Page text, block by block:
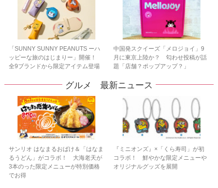
「SUNNY SUNNY PEANUTS ーハ
ッピーな旅のはじまりー」開催！
全9ブランドから限定アイテム登場
中国発スクイーズ「メロジョイ」9
月に東京上陸か？ 匂わせ投稿が話
題「店舗？ポップアップ？」
グルメ 最新ニュース
サンリオ はなまるおばけ＆「はなま
るうどん」がコラボ！ 大海老天が
3本のった限定メニューが特別価格
でお得
『ミニオンズ』×「くら寿司」が初
コラボ！ 鮮やかな限定メニューや
オリジナルグッズを展開